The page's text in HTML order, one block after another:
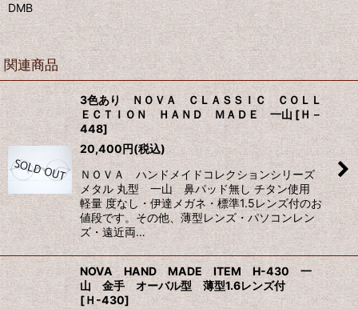
DMB
関連商品
3色あり ＮＯＶＡ ＣＬＡＳＳＩＣ ＣＯＬＬ
ＥＣＴＩＯＮ ＨＡＮＤ ＭＡＤＥ 一山 [Ｈ－
448]
20,400円(税込)
ＮＯＶＡ ハンドメイドコレクションシリーズ
メタル 丸型 一山 鼻パッド無し チタン使用
軽量 度なし・伊達メガネ・標準1.5レンズ付のお
値段です。その他、薄型レンズ・パソコンレン
ズ・遠近両…
NOVA HAND MADE ITEM H-430 一
山 金手 オーバル型 薄型1.6レンズ付
[Ｈ-430]